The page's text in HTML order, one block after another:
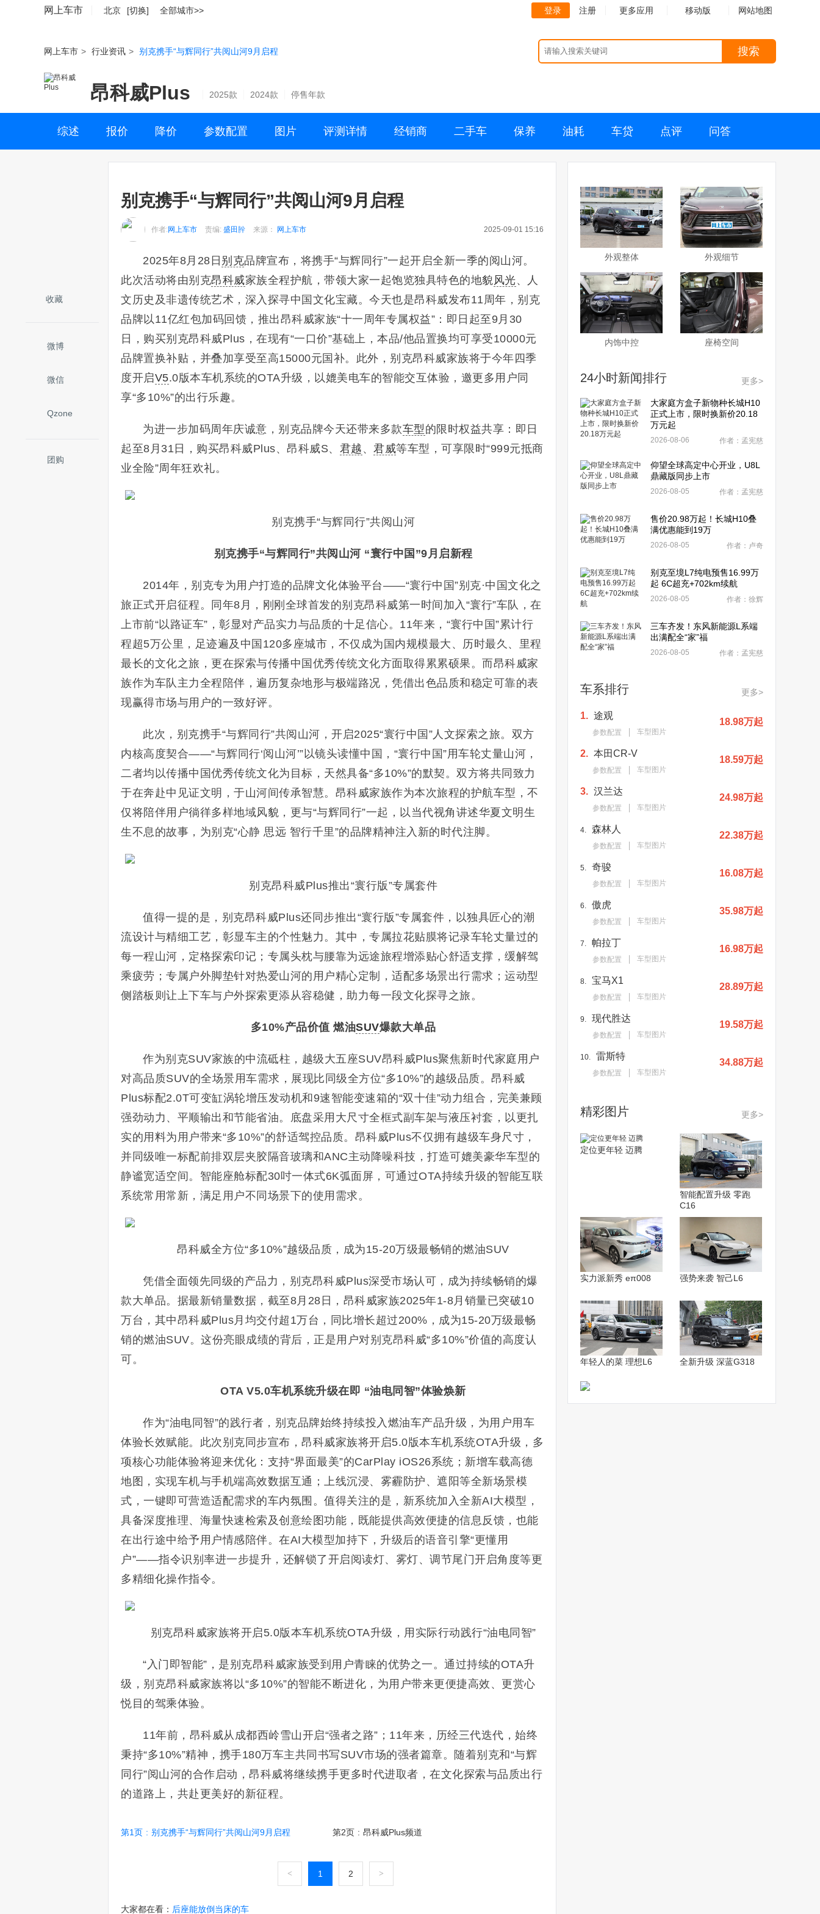
网上车市 北京 [切换] 全部城市>> 登录 注册 更多应用 移动版 网站地图
网上车市 > 行业资讯 > 别克携手“与辉同行”共阅山河9月启程 搜索
昂科威Plus 2025款 2024款 停售年款
综述 报价 降价 参数配置 图片 评测详情 经销商 二手车 保养 油耗 车贷 点评 问答
收藏
微博
微信
Qzone
团购
别克携手“与辉同行”共阅山河9月启程
作者: 网上车市 责编: 盛田肸 来源： 网上车市 2025-09-01 15:16
2025年8月28日 别克品牌宣布，将携手“与辉同行”一起开启全新一季的阅山河。
此次活动将由别克昂科威家族全程护航，带领大家一起饱览独具特色的地貌风光、人
文历史及非遗传统艺术，深入探寻中国文化宝藏。今天也是昂科威发布11周年，别克
品牌以11亿红包加码回馈，推出昂科威家族“十一周年专属权益”：即日起至9月30
日，购买别克昂科威Plus，在现有“一口价”基础上，本品/他品置换均可享受10000元
品牌置换补贴，并叠加享受至高15000元国补。此外，别克昂科威家族将于今年四季
度开启V5.0版本车机系统的OTA升级，以媲美电车的智能交互体验，邀更多用户同
享“多10%”的出行乐趣。
为进一步加码周年庆诚意，别克品牌今天还带来多款车型 的限时权益共享：即日
起至8月31日，购买昂科威Plus、昂科威S、 君越 、 君威等车型，可享限时“999元抵商
业全险”周年狂欢礼。
别克携手“与辉同行”共阅山河
别克携手“与辉同行”共阅山河 “寰行中国”9月启新程
2014年，别克专为用户打造的品牌文化体验平台——“寰行中国”别克·中国文化之
旅正式开启征程。同年8月，刚刚全球首发的别克昂科威第一时间加入“寰行”车队，在
上市前“以路证车”，彰显对产品实力与品质的十足信心。11年来，“寰行中国”累计行
程超5万公里，足迹遍及中国120多座城市，不仅成为国内规模最大、历时最久、里程
最长的文化之旅，更在探索与传播中国优秀传统文化方面取得累累硕果。而昂科威家
族作为车队主力全程陪伴，遍历复杂地形与极端路况，凭借出色品质和稳定可靠的表
现赢得市场与用户的一致好评。
此次，别克携手“与辉同行”共阅山河，开启2025“寰行中国”人文探索之旅。双方
内核高度契合——“与辉同行‘阅山河’”以镜头读懂中国，“寰行中国”用车轮丈量山河，
二者均以传播中国优秀传统文化为目标，天然具备“多10%”的默契。双方将共同致力
于在奔赴中见证文明，于山河间传承智慧。昂科威家族作为本次旅程的护航车型，不
仅将陪伴用户徜徉多样地域风貌，更与“与辉同行”一起，以当代视角讲述华夏文明生
生不息的故事，为别克“心静 思远 智行千里”的品牌精神注入新的时代注脚。
别克昂科威Plus推出“寰行版”专属套件
值得一提的是，别克昂科威Plus还同步推出“寰行版”专属套件，以独具匠心的潮
流设计与精细工艺，彰显车主的个性魅力。其中，专属拉花贴膜将记录车轮丈量过的
每一程山河，定格探索印记；专属头枕与腰靠为远途旅程增添贴心舒适支撑，缓解驾
乘疲劳；专属户外脚垫针对热爱山河的用户精心定制，适配多场景出行需求；运动型
侧踏板则让上下车与户外探索更添从容稳健，助力每一段文化探寻之旅。
多10%产品价值 燃油SUV爆款大单品
作为别克SUV家族的中流砥柱，越级大五座SUV昂科威Plus聚焦新时代家庭用户
对高品质SUV的全场景用车需求，展现比同级全方位“多10%”的越级品质。昂科威
Plus标配2.0T可变缸涡轮增压发动机和9速智能变速箱的“双十佳”动力组合，完美兼顾
强劲动力、平顺输出和节能省油。底盘采用大尺寸全框式副车架与液压衬套，以更扎
实的用料为用户带来“多10%”的舒适驾控品质。昂科威Plus不仅拥有越级车身尺寸，
并同级唯一标配前排双层夹胶隔音玻璃和ANC主动降噪科技，打造可媲美豪华车型的
静谧宽适空间。智能座舱标配30吋一体式6K弧面屏，可通过OTA持续升级的智能互联
系统常用常新，满足用户不同场景下的使用需求。
昂科威全方位“多10%”越级品质，成为15-20万级最畅销的燃油SUV
凭借全面领先同级的产品力，别克昂科威Plus深受市场认可，成为持续畅销的爆
款大单品。据最新销量数据，截至8月28日，昂科威家族2025年1-8月销量已突破10
万台，其中昂科威Plus月均交付超1万台，同比增长超过200%，成为15-20万级最畅
销的燃油SUV。这份亮眼成绩的背后，正是用户对别克昂科威“多10%”价值的高度认
可。
OTA V5.0车机系统升级在即 “油电同智”体验焕新
作为“油电同智”的践行者，别克品牌始终持续投入燃油车产品升级，为用户用车
体验长效赋能。此次别克同步宣布，昂科威家族将开启5.0版本车机系统OTA升级，多
项核心功能体验将迎来优化：支持“界面最美”的CarPlay iOS26系统；新增车载高德
地图，实现车机与手机端高效数据互通；上线沉浸、雾霾防护、遮阳等全新场景模
式，一键即可营造适配需求的车内氛围。值得关注的是，新系统加入全新AI大模型，
具备深度推理、海量快速检索及创意绘图功能，既能提供高效便捷的信息反馈，也能
在出行途中给予用户情感陪伴。在AI大模型加持下，升级后的语音引擎“更懂用
户”——指令识别率进一步提升，还解锁了开启阅读灯、雾灯、调节尾门开启角度等更
多精细化操作指令。
别克昂科威家族将开启5.0版本车机系统OTA升级，用实际行动践行“油电同智”
“入门即智能”，是别克昂科威家族受到用户青睐的优势之一。通过持续的OTA升
级，别克昂科威家族将以“多10%”的智能不断进化，为用户带来更便捷高效、更赏心
悦目的驾乘体验。
11年前，昂科威从成都西岭雪山开启“强者之路”；11年来，历经三代迭代，始终
秉持“多10%”精神，携手180万车主共同书写SUV市场的强者篇章。随着别克和“与辉
同行”阅山河的合作启动，昂科威将继续携手更多时代进取者，在文化探索与品质出行
的道路上，共赴更美好的新征程。
第1页 : 别克携手“与辉同行”共阅山河9月启程 第2页 : 昂科威Plus频道
< 1 2 >
大家都在看： 后座能放倒当床的车
外观整体 外观细节
内饰中控 座椅空间
24小时新闻排行 更多>
大家庭方盒子新物种长城H10
正式上市，限时换新价20.18
万元起
2026-08-06 作者：孟宪慈
仰望全球高定中心开业，U8L
鼎藏版同步上市
2026-08-05 作者：孟宪慈
售价20.98万起！长城H10叠
满优惠能到19万
2026-08-05 作者：卢奇
别克至境L7纯电预售16.99万
起 6C超充+702km续航
2026-08-05 作者：徐辉
三车齐发！东风新能源L系端
出满配全“家”福
2026-08-05 作者：孟宪慈
车系排行 更多>
1. 途观
参数配置 车型图片
18.98万起
2. 本田CR-V
参数配置 车型图片
18.59万起
3. 汉兰达
参数配置 车型图片
24.98万起
4. 森林人
参数配置 车型图片
22.38万起
5. 奇骏
参数配置 车型图片
16.08万起
6. 傲虎
参数配置 车型图片
35.98万起
7. 帕拉丁
参数配置 车型图片
16.98万起
8. 宝马X1
参数配置 车型图片
28.89万起
9. 现代胜达
参数配置 车型图片
19.58万起
10. 雷斯特
参数配置 车型图片
34.88万起
精彩图片 更多>
定位更年轻 迈腾
智能配置升级 零跑
C16
实力派新秀 eπ008 强势来袭 智己L6
年轻人的菜 理想L6 全新升级 深蓝G318